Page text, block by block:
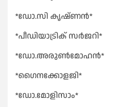
*ഡോ.സി കൃഷ്ണൻ*
*പീഡിയാട്രിക് സർജറി*
*ഡോ.അരുൺമോഹൻ*
*ഗൈനക്കോളജി*
*ഡോ.മോളിസാം*